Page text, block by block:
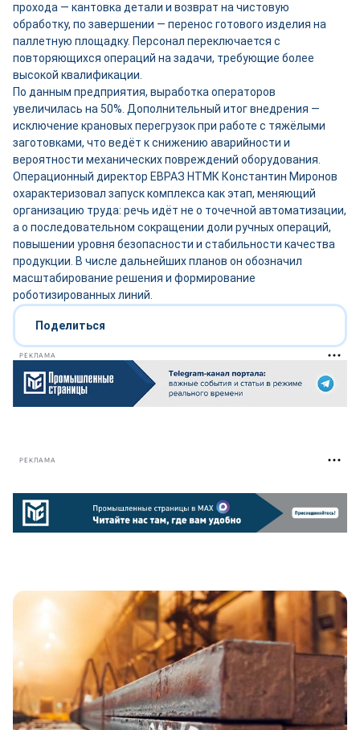
прохода — кантовка детали и возврат на чистовую
обработку, по завершении — перенос готового изделия на
паллетную площадку. Персонал переключается с
повторяющихся операций на задачи, требующие более
высокой квалификации.
По данным предприятия, выработка операторов
увеличилась на 50%. Дополнительный итог внедрения —
исключение крановых перегрузок при работе с тяжёлыми
заготовками, что ведёт к снижению аварийности и
вероятности механических повреждений оборудования.
Операционный директор ЕВРАЗ НТМК Константин Миронов
охарактеризовал запуск комплекса как этап, меняющий
организацию труда: речь идёт не о точечной автоматизации,
а о последовательном сокращении доли ручных операций,
повышении уровня безопасности и стабильности качества
продукции. В числе дальнейших планов он обозначил
масштабирование решения и формирование
роботизированных линий.
Поделиться
РЕКЛАМА
РЕКЛАМА